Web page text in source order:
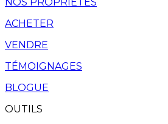
ACHETER
VENDRE
TÉMOIGNAGES
BLOGUE
OUTILS